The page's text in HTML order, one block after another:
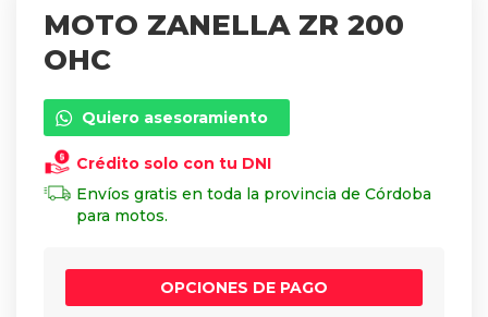
MOTO ZANELLA ZR 200
OHC
Quiero asesoramiento
OPCIONES DE PAGO
Crédito solo con tu DNI
Envíos gratis en toda la provincia de Córdoba
para motos.